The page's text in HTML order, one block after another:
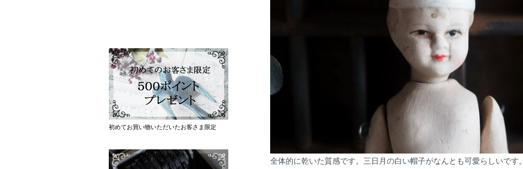
全体的に乾いた質感です。三日月の白い帽子がなんとも可愛らしいです。
初めてお買い物いただいたお客さま限定